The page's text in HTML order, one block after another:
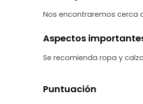
Nos encontraremos cerca
Aspectos
Se recomienda ropa y
Puntuación